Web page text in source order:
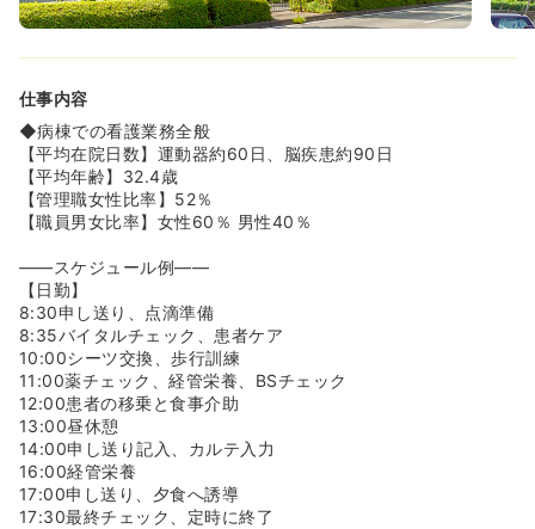
仕事内容
◆病棟での看護業務全般
【平均在院日数】運動器約60日、脳疾患約90日
【平均年齢】32.4歳
【管理職女性比率】52％
【職員男女比率】女性60％ 男性40％
――スケジュール例――
【日勤】
8:30申し送り、点滴準備
8:35バイタルチェック、患者ケア
10:00シーツ交換、歩行訓練
11:00薬チェック、経管栄養、BSチェック
12:00患者の移乗と食事介助
13:00昼休憩
14:00申し送り記入、カルテ入力
16:00経管栄養
17:00申し送り、夕食へ誘導
17:30最終チェック、定時に終了